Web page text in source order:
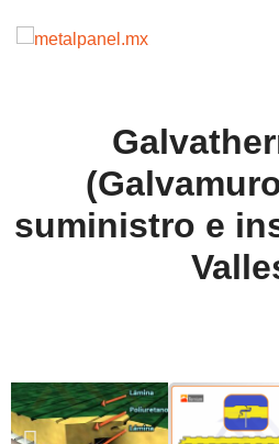
suministro e